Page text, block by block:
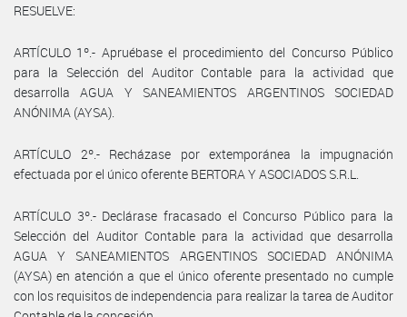
RESUELVE:
ARTÍCULO 1º.- Apruébase el procedimiento del Concurso Público
para la Selección del Auditor Contable para la actividad que
desarrolla AGUA Y SANEAMIENTOS ARGENTINOS SOCIEDAD
ANÓNIMA (AYSA).
ARTÍCULO 2º.- Recházase por extemporánea la impugnación
efectuada por el único oferente BERTORA Y ASOCIADOS S.R.L.
ARTÍCULO 3º.- Declárase fracasado el Concurso Público para la
Selección del Auditor Contable para la actividad que desarrolla
AGUA Y SANEAMIENTOS ARGENTINOS SOCIEDAD ANÓNIMA
(AYSA) en atención a que el único oferente presentado no cumple
con los requisitos de independencia para realizar la tarea de Auditor